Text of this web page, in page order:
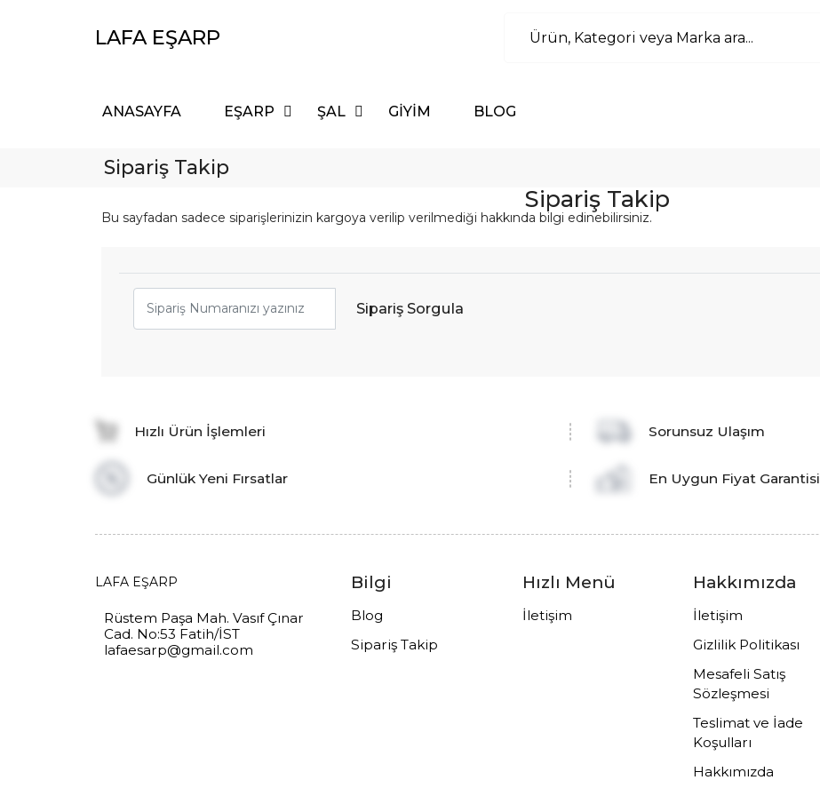
LAFA EŞARP
ANASAYFA EŞARP ŞAL GİYİM BLOG
Sipariş Takip
Sipariş Takip
Bu sayfadan sadece siparişlerinizin kargoya verilip verilmediği hakkında bilgi edinebilirsiniz.
Sipariş Numaranız
Sipariş Sorgula
Hızlı Ürün İşlemleri Sorunsuz Ulaşım
Günlük Yeni Fırsatlar En Uygun Fiyat Garantisi
LAFA EŞARP
Rüstem Paşa Mah. Vasıf Çınar
Cad. No:53 Fatih/İST
lafaesarp@gmail.com
Bilgi
Blog
Sipariş Takip
Hızlı Menü
İletişim
Hakkımızda
İletişim
Gizlilik Politikası
Mesafeli Satış
Sözleşmesi
Teslimat ve İade
Koşulları
Hakkımızda